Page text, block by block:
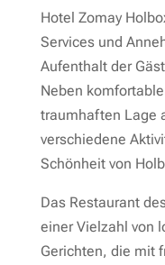
Hotel Zomay
Services und
Aufenthalt der
Neben
traumhaften Lage
verschiedene
Schönheit von
Das Restaurant
einer Vielzahl von
Gerichten, die mit